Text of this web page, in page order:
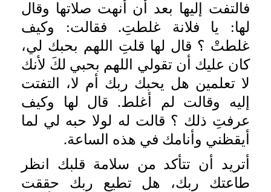
فالتفت إليها بعد أن أنهت صلاتها وقال
لها: يا فلانة غلطتِ. فقالت: وكيف
غلطتْ ؟ قال لها قلتِ اللهم بحبك لي،
كان عليك أن تقولي اللهم بحبي لكَ لأنك
لا تعلمين هل يحبك ربك أم لا، التفتت
إليه وقالت لم أغلط. قال لها وكيف
عرفتِ ذلك ؟ قالت له لولا حبه لي لما
أيقظني وأنامك في هذه الساعة.
أتريد أن تتأكد من سلامة قلبك انظر
طاعتك ربك، هل تطيع ربك حققت